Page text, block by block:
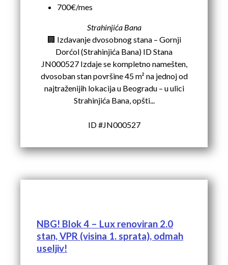
700€/mes
Strahinjića Bana
🏢 Izdavanje dvosobnog stana – Gornji
Dorćol (Strahinjića Bana) ID Stana
JN000527 Izdaje se kompletno namešten,
dvosoban stan površine 45 m² na jednoj od
najtraženijih lokacija u Beogradu – u ulici
Strahinjića Bana, opšti...
ID #JN000527
NBG! Blok 4 – Lux renoviran 2.0
stan, VPR (visina 1. sprata), odmah
useljiv!